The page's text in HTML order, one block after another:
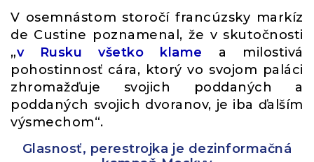
V osemnástom storočí francúzsky markíz
de Custine poznamenal, že v skutočnosti
„v Rusku všetko klame a milostivá
pohostinnosť cára, ktorý vo svojom paláci
zhromažďuje svojich poddaných a
poddaných svojich dvoranov, je iba ďalším
výsmechom“.
Glasnosť, perestrojka je dezinformačná